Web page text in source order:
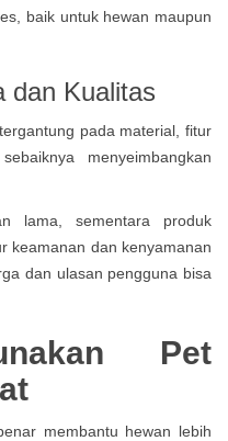
baik untuk hewan maupun
dan Kualitas
pada material, fitur
menyeimbangkan
lama, sementara produk
keamanan dan kenyamanan
dan ulasan pengguna bisa
Pet
membantu hewan lebih